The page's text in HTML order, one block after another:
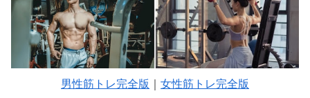
男性筋トレ完全版 女性筋トレ完全版